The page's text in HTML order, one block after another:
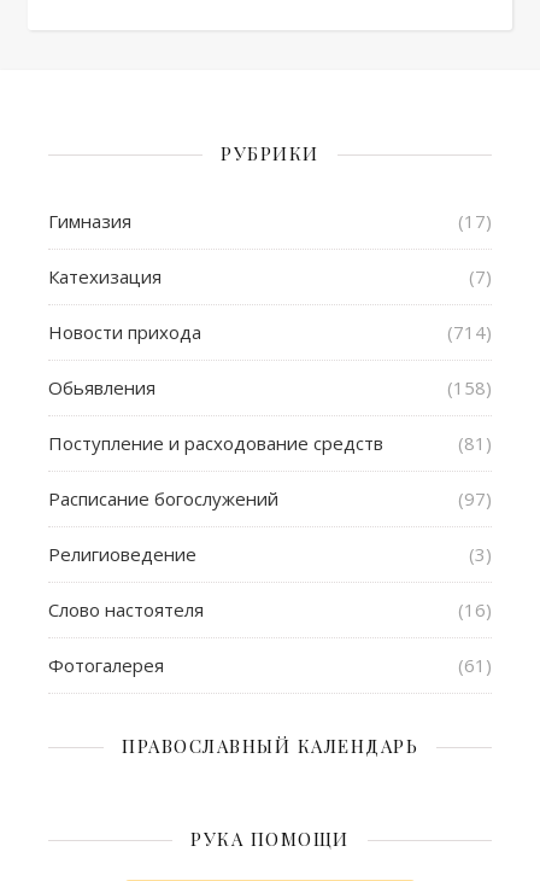
РУБРИКИ
Гимназия (17)
Катехизация (7)
Новости прихода (714)
Обьявления (158)
Поступление и расходование средств (81)
Расписание богослужений (97)
Религиоведение (3)
Слово настоятеля (16)
Фотогалерея (61)
ПРАВОСЛАВНЫЙ КАЛЕНДАРЬ
РУКА ПОМОЩИ